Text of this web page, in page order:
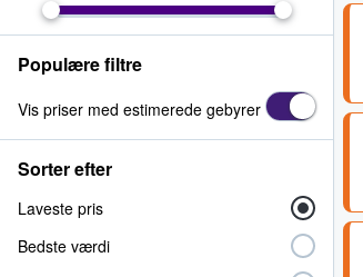
Populære filtre
Vis priser med estimerede gebyrer
Sorter efter
Laveste pris
Bedste værdi